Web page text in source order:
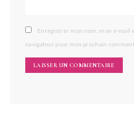
Enregistrer mon nom, mon e-mail
navigateur pour mon prochain